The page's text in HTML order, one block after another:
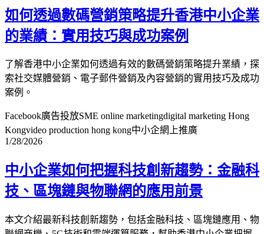
如何透過數碼營銷策略提升香港中小企業
的業績：實用技巧與成功案例
了解香港中小企業如何透過有效的數碼營銷策略提升業績，探
索社交媒體營銷、電子郵件營銷及內容營銷的實用技巧及成功
案例。
Facebook廣告投放SME online marketingdigital marketing Hong
Kongvideo production hong kong中小企網上推廣
1/28/2026
中小企業如何把握科技創新趨勢：金融科
技、區塊鏈與物聯網的應用前景
本文介紹最新科技創新趨勢，包括金融科技、區塊鏈應用、物